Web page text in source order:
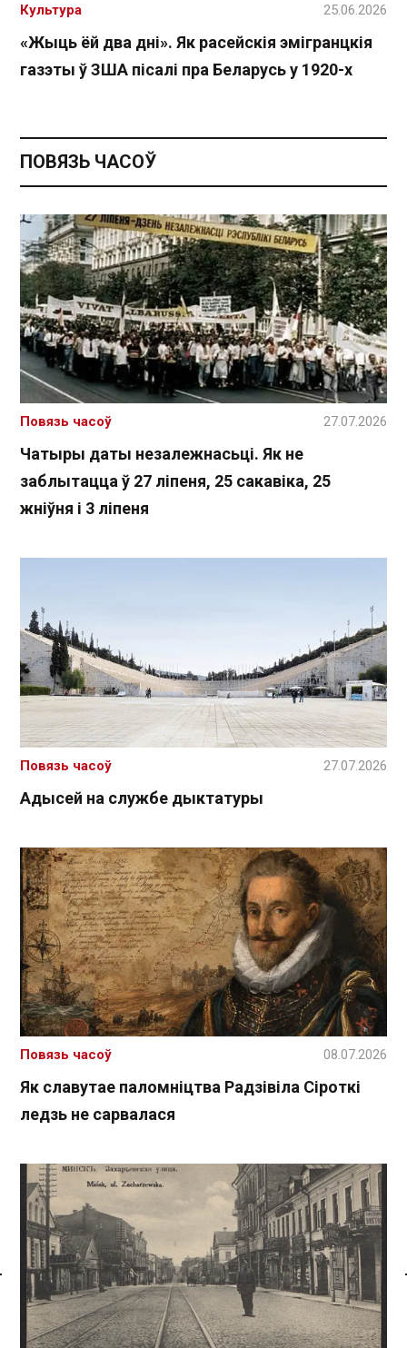
Спасылка без VPN
«Жыць ёй два дні». Як расейскія эмігранцкія
газэты ў ЗША пісалі пра Беларусь у 1920-х
Культура 25.06.2026
ПОВЯЗЬ ЧАСОЎ
Чатыры даты незалежнасьці. Як не
заблытацца ў 27 ліпеня, 25 сакавіка, 25
жніўня і 3 ліпеня
Повязь часоў 27.07.2026
Адысей на службе дыктатуры
Повязь часоў 27.07.2026
Як славутае паломніцтва Радзівіла Сіроткі
ледзь не сарвалася
Повязь часоў 08.07.2026